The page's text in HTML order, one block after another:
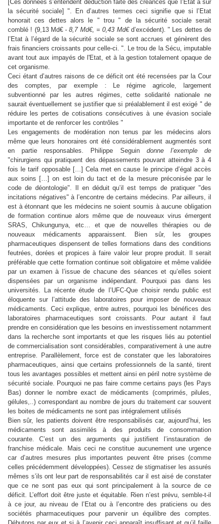
[Ces données s’entendent déduction faite des créances que l’Etat a sur
la sécurité sociale] ". En d’autres termes ceci signifie que si l’Etat
honorait ces dettes alors le " trou " de la sécurité sociale serait
comblé ! (9,13 Md€ -8,7 Md€, = 0,43 Md€ d’excédent). " Les dettes de
l’Etat à l’égard de la sécurité sociale se sont accrues et génèrent des
frais financiers croissants pour celle-ci. ". Le trou de la Sécu, imputable
avant tout aux impayés de l'Etat, et à la gestion totalement opaque de
cet organisme.
Ceci étant d’autres raisons de ce déficit ont été recensées par la Cour
des comptes, par exemple : Le régime agricole, largement
subventionné par les autres régimes, cette solidarité nationale ne
saurait éventuellement se justifier que si préalablement il est exigé " de
réduire les pertes de cotisations consécutives à une évasion sociale
importante et de renforcer les contrôles "
Les engagements de modération non tenus par les médecins alors
même que leurs honoraires ont été considérablement augmentés sont
en partie responsables. Philippe Seguindonne l’exemple de
"chirurgiens qui pratiquent des dépassements pouvant atteindre 3 à 4
fois le tarif opposable […] Cela met en cause le principe d’égal accès
aux soins […] on est loin du tact et de la mesure préconisée par le
code de déontologie". Il en déduit qu’il est temps de pratiquer "des
incitations négatives" à l’encontre de certains médecins. Par ailleurs, il
est à étonnant que les médecins ne soient soumis à aucune obligation
de formation continue alors même que de nouveaux virus émergent
SRAS, Chikungunya, etc… et que de nouvelles thérapies ou de
nouveaux médicaments apparaissent. Bien sûr, les groupes
pharmaceutiques dispensent de telles formations dans des conditions
feutrées, dorées et propices à faire valoir leur propre produit. Il serait
préférable que cette formation continue soit obligatoire et même validée
par un examen à l’issue de chacune des séances et qu’elles soient
dispensées par un organisme indépendant. Pourquoi pas dans les
universités. La récente étude de l’UFC-Que choisir rendu public est
éloquente sur l’attitude des laboratoires pour imposer de nouveaux
médicaments. Ceci explique, entre autres, pourquoi les bénéfices des
laboratoires pharmaceutiques sont croissants. Pour autant il faut
prendre en considération que les besoins en investissement notamment
dans la recherche sont importants et que les risques liés au potentiel
de commercialisation sont considérables, comparativement à une autre
entreprise. Parallèlement, force est de constater que les laboratoires
pharmaceutiques, ainsi que certains professionnels de la santé, tirent
tous les avantages possibles et mettent ainsi en péril notre système de
sécurité sociale. Pourquoi ne pas faire comme certains pays (les Pays
Bas) donner le nombre exact de médicaments (comprimés, pilules,
gélules,..) correspondant au nombre de jours du traitement car souvent
les boites de médicaments ne sont pas intégralement utilisés
Bien sûr, les patients doivent être responsabilisés car, aujourd’hui, les
médicaments sont assimilés à des produits de consommation
courante. C’est un des arguments qui justifient l’instauration de
franchise médicale. Mais ceci ne constitue aucunement une urgence
car d’autres mesures plus importantes peuvent être prises (comme
celles précédemment développées). Cessez de stigmatiser les assurés
mêmes s’ils ont leur part de responsabilités car il est aisé de constater
que ce ne sont pas eux qui sont principalement à la source de ce
déficit. L’effort doit être juste et équitable. Rien n’est prévu, semble-t-il
à ce jour, au niveau de l’Etat ou à l’encontre des praticiens ou des
sociétés pharmaceutiques pour parvenir un équilibre des comptes.